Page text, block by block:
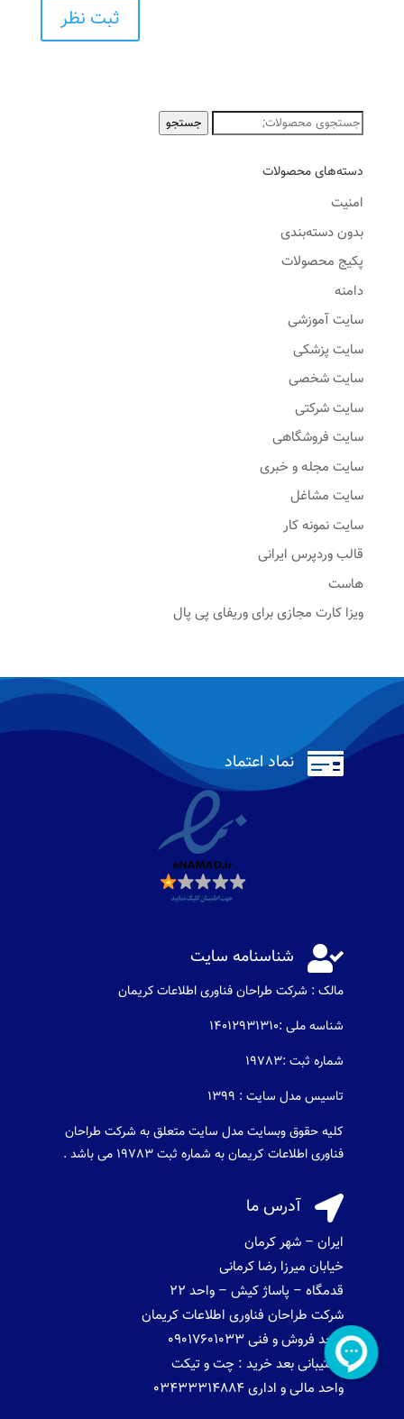
جستجو
جستجو
دسته‌های محصولات
امنیت
بدون دسته‌بندی
پکیج محصولات
دامنه
سایت آموزشی
سایت پزشکی
سایت شخصی
سایت شرکتی
سایت فروشگاهی
سایت مجله و خبری
سایت مشاغل
سایت نمونه کار
قالب وردپرس ایرانی
هاست
ویزا کارت مجازی برای وریفای پی پال
 نماد اعتماد
 شناسنامه سایت
مالک : شرکت طراحان فناوری اطلاعات كريمان
شناسه ملی :14012931310
شماره ثبت :19783
تاسیس مدل سایت : 1399
کلیه حقوق وبسایت مدل سایت متعلق به شرکت طراحان
فناوری اطلاعات کریمان به شماره ثبت 19783 می باشد .
 آدرس ما
ایران – شهر کرمان
خیابان میرزا رضا کرمانی
قدمگاه – پاساژ کیش – واحد 22
شرکت طراحان فناوری اطلاعات کریمان
واحد فروش و فنی 09017601033
پشتیبانی بعد خرید : چت و تیکت
واحد مالی و اداری 03433314884